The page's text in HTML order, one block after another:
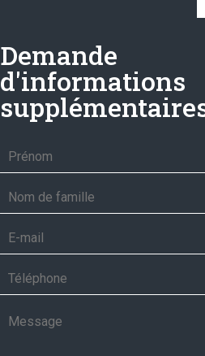
Demande
d'informations